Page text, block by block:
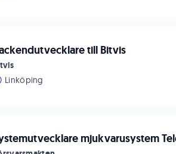
till Bitvis
Linköping
mjukvarusystem